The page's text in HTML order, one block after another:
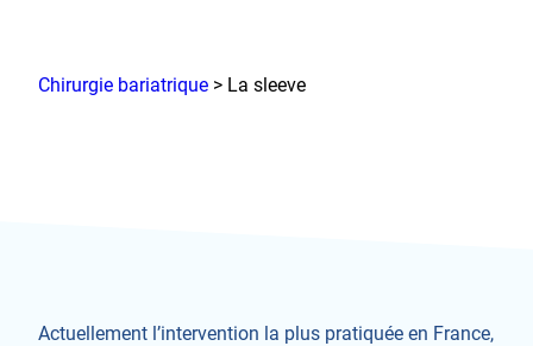
Chirurgie bariatrique > La sleeve
Actuellement l’intervention la plus pratiquée en France,